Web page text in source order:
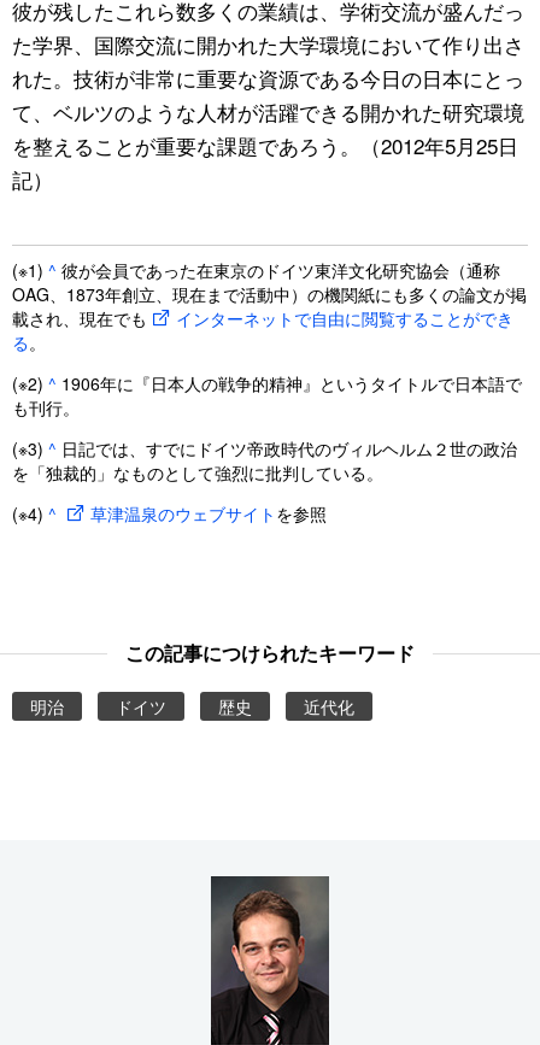
彼が残したこれら数多くの業績は、学術交流が盛んだっ
た学界、国際交流に開かれた大学環境において作り出さ
れた。技術が非常に重要な資源である今日の日本にとっ
て、ベルツのような人材が活躍できる開かれた研究環境
を整えることが重要な課題であろう。（2012年5月25日
記）
(※1) ^ 彼が会員であった在東京のドイツ東洋文化研究協会（通称
OAG、1873年創立、現在まで活動中）の機関紙にも多くの論文が掲
載され、現在でも
インターネットで自由に閲覧することができ
る。
(※2) ^ 1906年に『日本人の戦争的精神』というタイトルで日本語で
も刊行。
(※3) ^ 日記では、すでにドイツ帝政時代のヴィルヘルム２世の政治
を「独裁的」なものとして強烈に批判している。
(※4) ^ 草津温泉のウェブサイト を参照
この記事につけられたキーワード
明治 ドイツ 歴史 近代化